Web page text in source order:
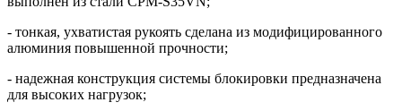
- тонкая, ухватистая рукоять сделана из модифицированного
алюминия повышенной прочности;
- надежная конструкция системы блокировки предназначена
для высоких нагрузок;